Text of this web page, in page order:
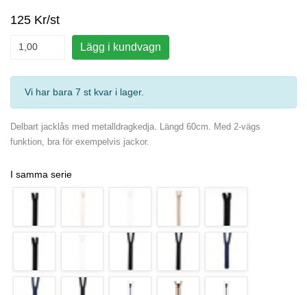
125 Kr/st
Lägg i kundvagn
Vi har bara 7 st kvar i lager.
Delbart jacklås med metalldragkedja. Längd 60cm. Med 2-vägs
funktion, bra för exempelvis jackor.
I samma serie